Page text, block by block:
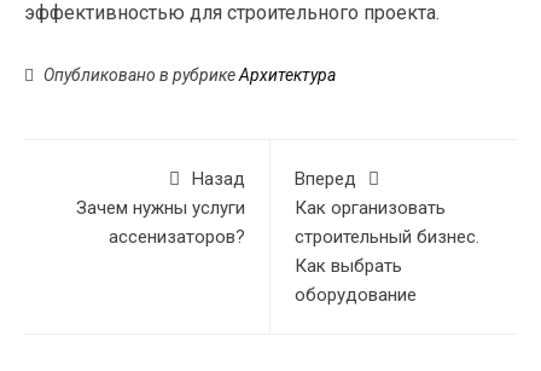
эффективностью для строительного проекта.
Опубликовано в рубрикеАрхитектура
Назад
Зачем нужны услуги
ассенизаторов?
Вперед
Как организовать
строительный бизнес.
Как выбрать
оборудование